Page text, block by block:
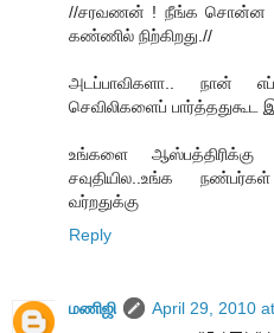
//சரவணன் ! நீங்க சொன்ன
கண்ணில் நிற்கிறது.//
அடப்பாவிகளா.. நான்
செவிலிகளைப்
உங்களை ஆஸ்பத்திரிக்கு
சவுதியில..உங்க நண்பர்கள்
வர்றதுக்கு
Reply
மணிஜி
April 29, 2010